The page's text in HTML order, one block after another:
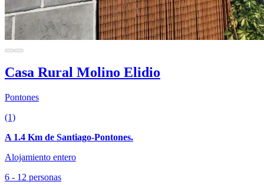
Casa Rural Molino Elidio
Pontones
(1)
A 1.4 Km de Santiago-Pontones.
Alojamiento entero
6 - 12 personas